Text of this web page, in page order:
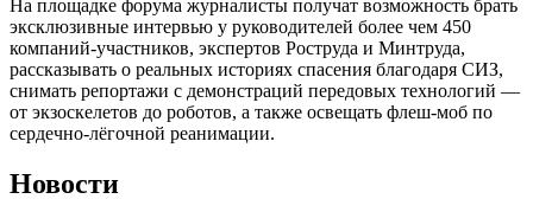
На площадке форума журналисты получат возможность брать
эксклюзивные интервью у руководителей более чем 450
компаний-участников, экспертов Роструда и Минтруда,
рассказывать о реальных историях спасения благодаря СИЗ,
снимать репортажи с демонстраций передовых технологий —
от экзоскелетов до роботов, а также освещать флеш-моб по
сердечно-лёгочной реанимации.
Новости